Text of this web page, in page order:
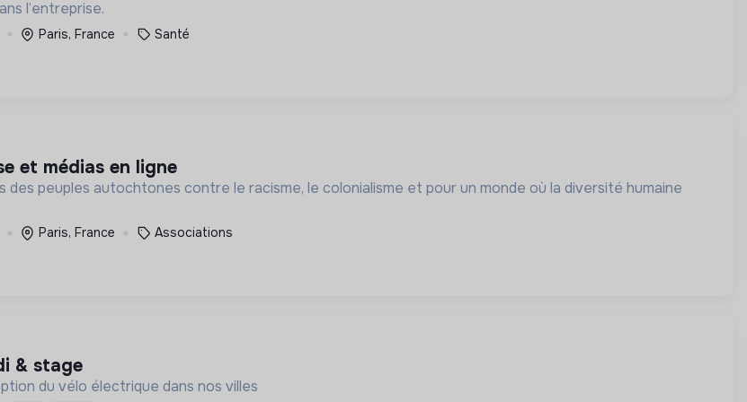
l’entreprise.
Paris, France Santé
et médias en ligne
des peuples autochtones contre le racisme, le colonialisme et pour un monde où la diversité humaine
Paris, France Associations
& stage
du vélo électrique dans nos villes